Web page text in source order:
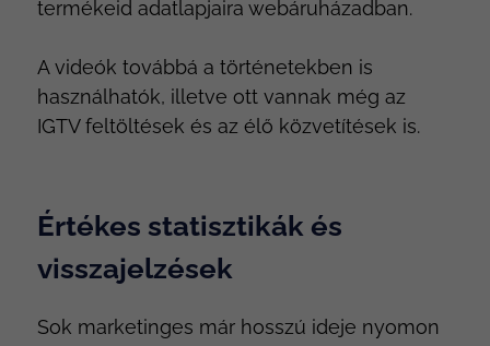
termékeid adatlapjaira webáruházadban.
A videók továbbá a történetekben is
használhatók, illetve ott vannak még az
IGTV feltöltések és az élő közvetítések is.
Értékes statisztikák és
visszajelzések
Sok marketinges már hosszú ideje nyomon